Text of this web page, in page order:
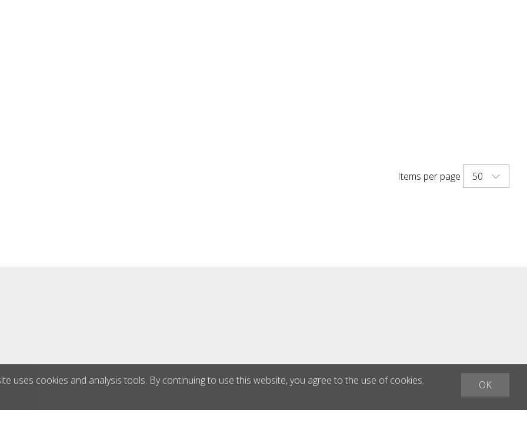
Items per page 50
OK
uses cookies and analysis tools. By continuing to use this website, you agree to the use of cookies.